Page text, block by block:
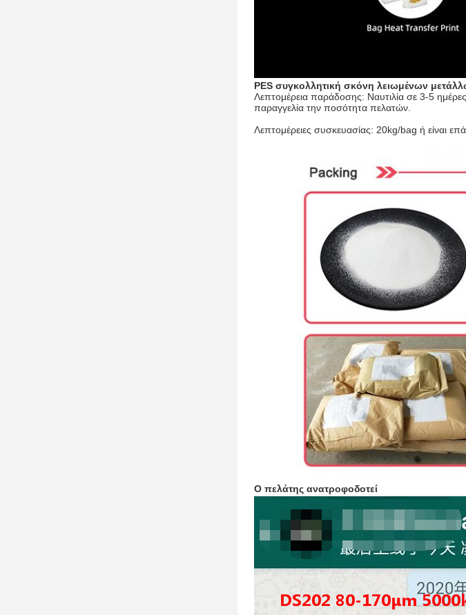
PES συγκολλητική σκόνη λειωμένων
Λεπτομέρεια παράδοσης: Ναυτιλία σε 3-5
παραγγελία την ποσότητα πελατών.
Λεπτομέρειες συσκευασίας: 20kg/bag ή είναι
Ο πελάτης ανατροφοδοτεί